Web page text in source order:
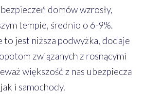
domów wzrosły,
tempie, średnio o 6-9%.
to jest niższa podwyżka, dodaje
związanych z rosnącymi
większość z nas ubezpiecza
i samochody.